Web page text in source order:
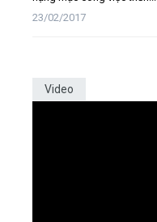
23/02/2017
Video